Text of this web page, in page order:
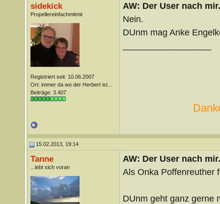
sidekick
Propellereinfachmitmir
Registriert seit: 10.06.2007
Ort: immer da wo der Herbert ist...
Beiträge: 3.407
AW: Der User nach
Nein.
DUnm mag Anke
15.02.2013, 19:14
Tanne
...lebt sich voran
AW: Der User nach
Als Onka Poffenreuther
DUnm geht ganz gerne